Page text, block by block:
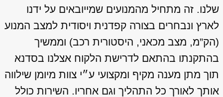
שלנו. זה מתחיל מהמנועים שמייובאים על ידנו
לארץ ונבחרים בצורה קפדנית ויסודית למצב המנוע
(הק”מ, מצב מכאני, היסטורית רכב) וממשיך
בהתקנתו בהתאם לדרישת הלקוח אצלנו בסדנא
תוך מתן מענה מקיף ומקצועי ע״י צוות מיומן שילווה
אותך לאורך כל התהליך וגם אחריו. השירות כולל